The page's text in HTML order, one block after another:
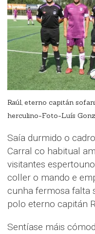
Raúl, eterno capitán
herculino-Foto-Luís
Saía durmido o
Carral co habitual
visitantes
coller o mando e
cunha fermosa falta
polo eterno capitán
Sentíase máis